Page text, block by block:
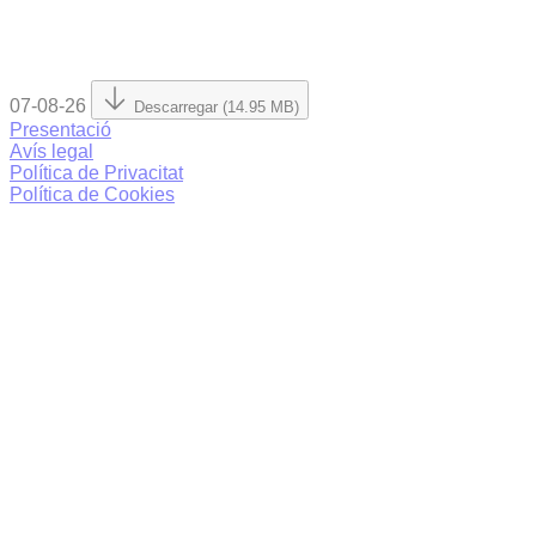
07-08-26 Descarregar (14.95 MB)
Presentació
Avís legal
Política de Privacitat
Política de Cookies